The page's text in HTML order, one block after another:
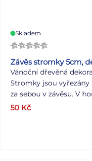
Skladem
Závěs stromky 5cm,
Vánoční dřevěná
Stromky jsou vyřezány
za sebou v závěsu. V
korálkem, který
můžete zavěsit na
50 Kč